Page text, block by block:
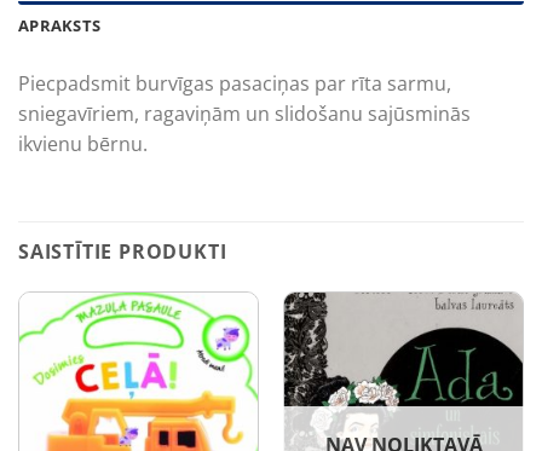
APRAKSTS
Piecpadsmit burvīgas pasaciņas par rīta sarmu,
sniegavīriem, ragaviņām un slidošanu sajūsminās
ikvienu bērnu.
SAISTĪTIE PRODUKTI
NAV NOLIKTAVĀ